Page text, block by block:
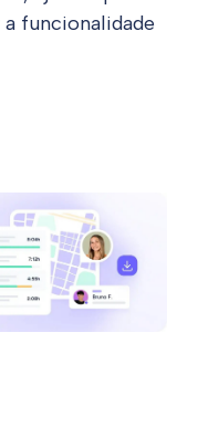
funcionalidade